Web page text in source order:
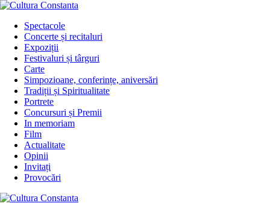
Sari
conținutSpectacole
Concerte și recitaluri
Expoziții
Festivaluri și târguri
Carte
Simpozioane, conferințe, aniversări
Tradiții și Spiritualitate
Portrete
Concursuri și Premii
In memoriam
Film
Actualitate
Opinii
Invitați
Provocări